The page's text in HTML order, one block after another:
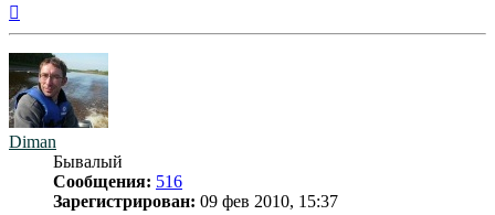
Diman
Бывалый
Сообщения: 516
Зарегистрирован: 09 фев 2010, 15:37